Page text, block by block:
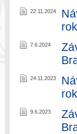
22.11.2024
7.6.2024
24.11.2023
9.6.2023